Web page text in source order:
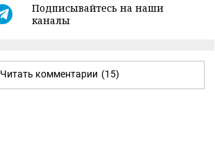
Подписывайтесь на наши
каналы
Читать комментарии (15)